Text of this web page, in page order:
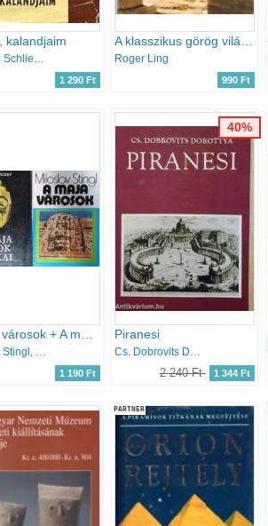
kalandjaim
Heinrich Schliemann
1 290 Ft
A klasszikus görög világ (A múlt születése)
Roger Ling
990 Ft
Miloslav Stingl, V.A. Kuzmiscsev
1 190 Ft
Piranesi
Cs. Dobrovits Dorottya
2 240 Ft 1 344 Ft
40%
PARTNER